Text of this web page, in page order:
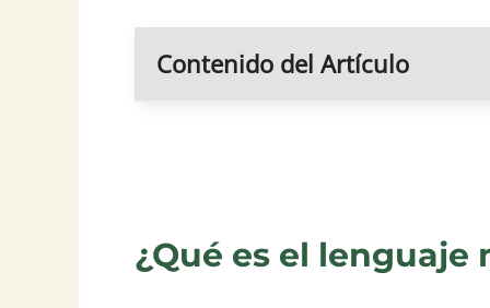
Contenido del Artículo
¿Qué es el lenguaje